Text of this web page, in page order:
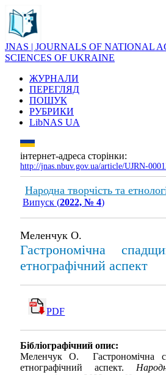
JNAS | JOURNALS OF NATIONAL
SCIENCES OF UKRAINE
ЖУРНАЛИ
ПЕРЕГЛЯД
ПОШУК
РУБРИКИ
LibNAS UA
інтернет-адреса сторінки:
http://jnas.nbuv.gov.ua/article/UJRN-
Народна творчість та
Випуск (2022, № 4)
Меленчук О.
Гастрономічна
етнографічний аспект
PDF
Бібліографічний опис:
Меленчук О. Гастрономічна
етнографічний аспект.